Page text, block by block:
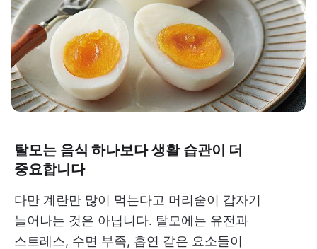
탈모는 음식 하나보다 생활 습관이 더
중요합니다
다만 계란만 많이 먹는다고 머리숱이 갑자기
늘어나는 것은 아닙니다. 탈모에는 유전과
스트레스, 수면 부족, 흡연 같은 요소들이